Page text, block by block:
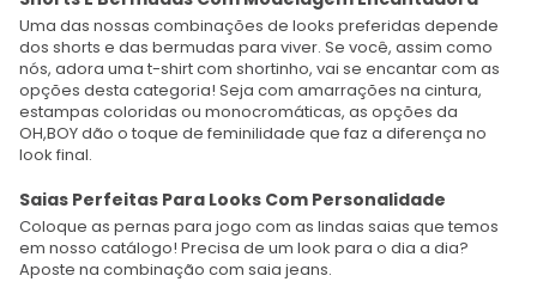
Uma das nossas combinações de looks preferidas depende
dos shorts e das bermudas para viver. Se você, assim como
nós, adora uma t-shirt com shortinho, vai se encantar com as
opções desta categoria! Seja com amarrações na cintura,
estampas coloridas ou monocromáticas, as opções da
OH,BOY dão o toque de feminilidade que faz a diferença no
look final.
Saias Perfeitas Para Looks Com Personalidade
Coloque as pernas para jogo com as lindas saias que temos
em nosso catálogo! Precisa de um look para o dia a dia?
Aposte na combinação com saia jeans.